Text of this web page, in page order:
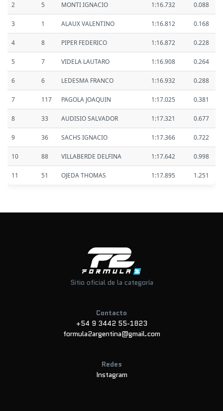
2 5 MONTI IGNACIO 1:16.732 0.088
3 1 ALAUX VALENTINO 1:16.812 0.168
4 8 PIPER FEDERICO 1:16.872 0.228
5 7 VIDELA LAUTARO 1:16.908 0.264
6 6 LEDESMA FRANCO 1:16.932 0.288
7 117 PAGOLA JOAQUIN 1:17.025 0.381
8 33 AUDISIO SALVADOR 1:17.321 0.677
9 36 SACHS IGNACIO 1:17.366 0.722
10 88 VILLABERDE DELFINA 1:17.642 0.998
11 51 OJEDA THOMAS 1:17.895 1.251
Sitio oficial de la categoría
Contacto
+54 9 3442 55-1823
formula2argentina@gmail.com
Redes
Instagram